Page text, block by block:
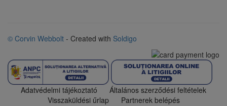
© Corvin Webbolt - Created with Soldigo
Adatvédelmi tájékoztató
Általános szerződési feltételek
Visszaküldési űrlap
Partnerek belépés